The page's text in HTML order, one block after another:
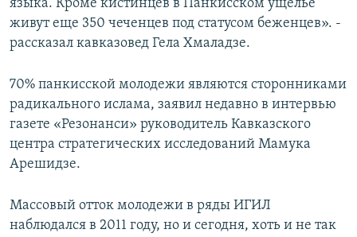
языка. Кроме кистинцев в Панкисском ущелье
живут еще 350 чеченцев под статусом беженцев». -
рассказал кавказовед Гела Хмаладзе.
70% панкисской молодежи являются сторонниками
радикального ислама, заявил недавно в интервью
газете «Резонанси» руководитель Кавказского
центра стратегических исследований Мамука
Арешидзе.
Массовый отток молодежи в ряды ИГИЛ
наблюдался в 2011 году, но и сегодня, хоть и не так